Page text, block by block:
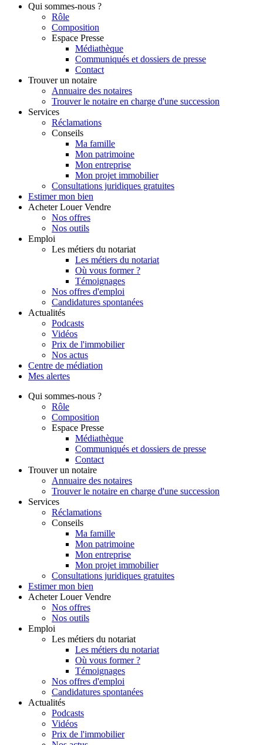
Qui sommes-nous ?
Rôle
Composition
Espace Presse
Médiathèque
Communiqués et dossiers de presse
Contact
Trouver un notaire
Annuaire des notaires
Trouver le notaire en charge d'une succession
Services
Réclamations
Conseils
Ma famille
Mon patrimoine
Mon entreprise
Mon projet immobilier
Consultations juridiques gratuites
Estimer mon bien
Acheter Louer Vendre
Nos offres
Nos outils
Emploi
Les métiers du notariat
Les métiers du notariat
Où vous former ?
Témoignages
Nos offres d'emploi
Candidatures spontanées
Actualités
Podcasts
Vidéos
Prix de l'immobilier
Nos actus
Centre de médiation
Mes alertes
Qui sommes-nous ?
Rôle
Composition
Espace Presse
Médiathèque
Communiqués et dossiers de presse
Contact
Trouver un notaire
Annuaire des notaires
Trouver le notaire en charge d'une succession
Services
Réclamations
Conseils
Ma famille
Mon patrimoine
Mon entreprise
Mon projet immobilier
Consultations juridiques gratuites
Estimer mon bien
Acheter Louer Vendre
Nos offres
Nos outils
Emploi
Les métiers du notariat
Les métiers du notariat
Où vous former ?
Témoignages
Nos offres d'emploi
Candidatures spontanées
Actualités
Podcasts
Vidéos
Prix de l'immobilier